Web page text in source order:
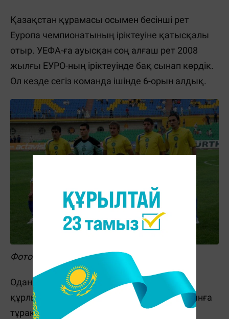
Қазақстан құрамасы осымен бесінші рет
Еуропа чемпионатының іріктеуіне қатысқалы
отыр. УЕФА-ға ауысқан соң алғаш рет 2008
жылғы ЕУРО-ның іріктеуінде бақ сынап көрдік.
Ол кезде сегіз команда ішінде 6-орын алдық.
Фото: Эдуард Гавриш
Одан кейін Украина мен Польша өткізген
құрлықтық доданың іріктеуінде соңғы орынға
тұрақтадық.